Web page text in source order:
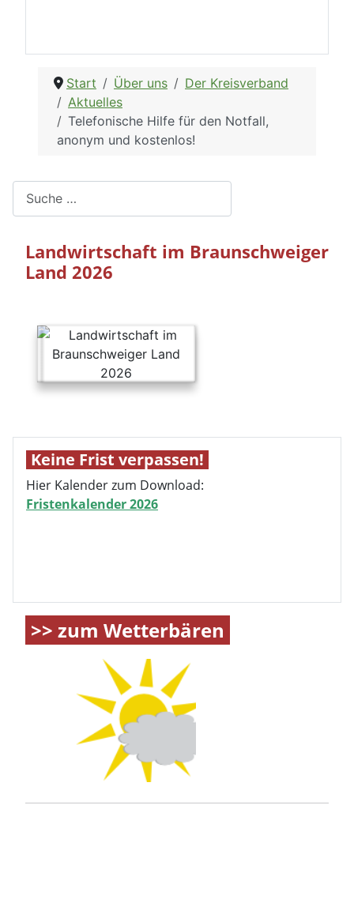
Landwirtschaft im Braunschweiger
Land 2026
Keine Frist verpassen!
Hier Kalender zum Download:
Fristenkalender 2026
>> zum Wetterbären
Start Über uns
Der Kreisverband
Aktuelles
Telefonische Hilfe für den Notfall,
anonym und kostenlos!